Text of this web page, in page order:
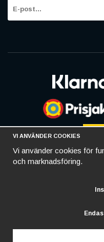
VI ANVÄNDER COOKIES
Vi använder cookies för
och marknadsföring.